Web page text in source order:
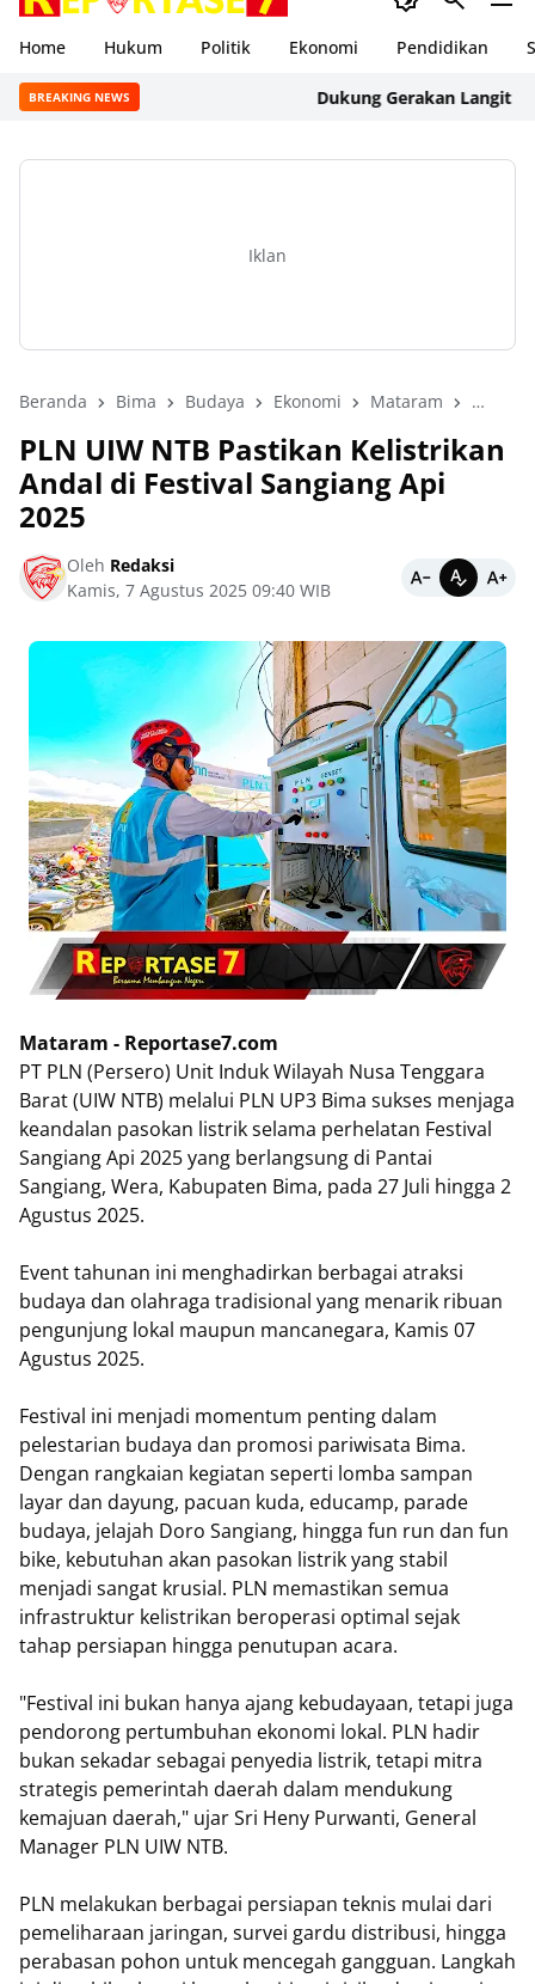
Home Hukum Politik Ekonomi Pendidikan
BREAKING NEWS Dukung Gerakan Langit Biru
Iklan
Beranda Bima Budaya Ekonomi Mataram News
PLN UIW NTB Pastikan Kelistrikan
Andal di Festival Sangiang Api
2025
Oleh Redaksi
Kamis, 7 Agustus 2025 09:40 WIB
Mataram - Reportase7.com
PT PLN (Persero) Unit Induk Wilayah Nusa Tenggara
Barat (UIW NTB) melalui PLN UP3 Bima sukses menjaga
keandalan pasokan listrik selama perhelatan Festival
Sangiang Api 2025 yang berlangsung di Pantai
Sangiang, Wera, Kabupaten Bima, pada 27 Juli hingga 2
Agustus 2025.
Event tahunan ini menghadirkan berbagai atraksi
budaya dan olahraga tradisional yang menarik ribuan
pengunjung lokal maupun mancanegara, Kamis 07
Agustus 2025.
Festival ini menjadi momentum penting dalam
pelestarian budaya dan promosi pariwisata Bima.
Dengan rangkaian kegiatan seperti lomba sampan
layar dan dayung, pacuan kuda, educamp, parade
budaya, jelajah Doro Sangiang, hingga fun run dan fun
bike, kebutuhan akan pasokan listrik yang stabil
menjadi sangat krusial. PLN memastikan semua
infrastruktur kelistrikan beroperasi optimal sejak
tahap persiapan hingga penutupan acara.
"Festival ini bukan hanya ajang kebudayaan, tetapi juga
pendorong pertumbuhan ekonomi lokal. PLN hadir
bukan sekadar sebagai penyedia listrik, tetapi mitra
strategis pemerintah daerah dalam mendukung
kemajuan daerah," ujar Sri Heny Purwanti, General
Manager PLN UIW NTB.
PLN melakukan berbagai persiapan teknis mulai dari
pemeliharaan jaringan, survei gardu distribusi, hingga
perabasan pohon untuk mencegah gangguan. Langkah